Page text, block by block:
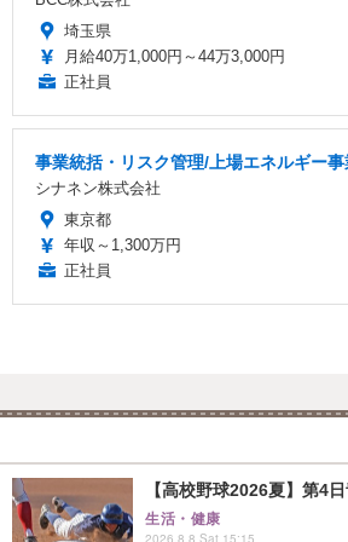
埼玉県
月給40万1,000円～44万3,000円
正社員
事業統括・リスク管理/上場エネルギー
シナネン株式会社
東京都
年収～1,300万円
正社員
【高校野球2026夏】第4
生活・健康
2026.8.8 Sat 15:15